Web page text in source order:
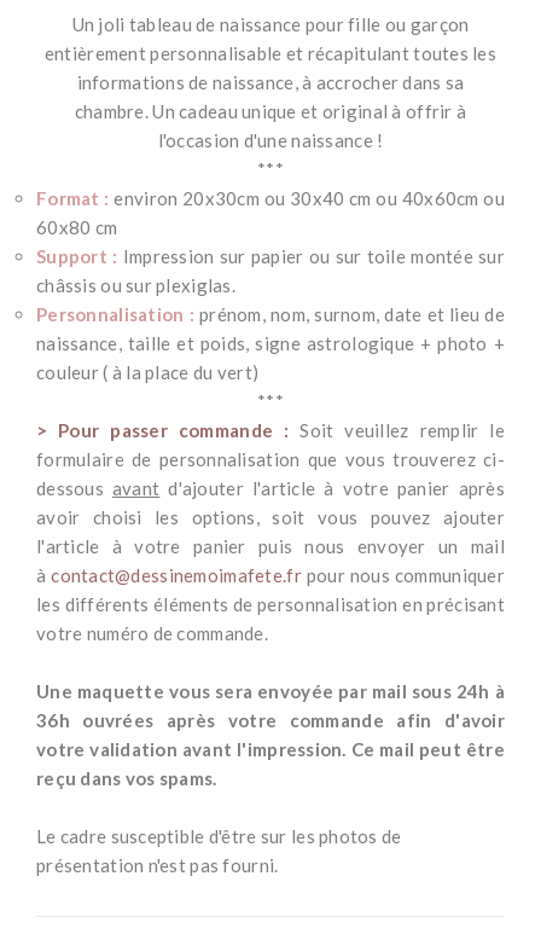
Un joli tableau de naissance pour fille ou garçon
entièrement personnalisable et récapitulant toutes les
informations de naissance, à accrocher dans sa
chambre.Un cadeau unique et originalà offrir à
l'occasion d'une naissance !
***
Format : environ 20x30cm ou 30x40 cm ou 40x60cm ou
60x80 cm
Support : Impression sur papier ou sur toile montée sur
châssis ou sur plexiglas.
Personnalisation : prénom, nom, surnom, date et lieu de
naissance, taille et poids, signe astrologique + photo +
couleur ( à la place du vert)
***
> Pour passer commande : Soit veuillez remplir le
formulaire de personnalisation que vous trouverez ci-
dessous avant d'ajouter l'article à votre panier après
avoir choisi les options, soit vous pouvez ajouter
l'article à votre panier puis nous envoyer un mail
àcontact@dessinemoimafete.fr pour nous communiquer
les différents éléments de personnalisation en précisant
votre numéro de commande.
Une maquette vous sera envoyée par mail sous 24h à
36h ouvrées après votre commande afin d'avoir
votre validation avant l'impression. Ce mail peut être
reçu dans vos spams.
Le cadre susceptible d'être sur les photos de
présentation n'est pas fourni.